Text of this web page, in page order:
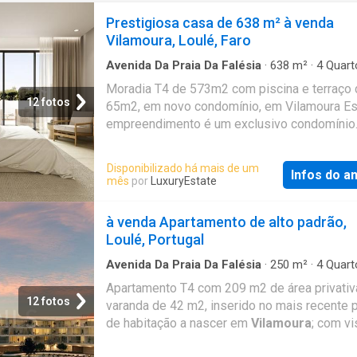
12 fotos
Prestigiosa casa de 638 m² à venda
Vilamoura, Loulé, Faro
Avenida Da Praia Da Falésia · 638 m² · 4
Lareira·Terraço·Churrasqueira
Moradia T4 de 573m2 com piscina e terraço
65m2, em novo condomínio, em Vilamoura
empreendimento é um exclusivo condomínio
privilegiadas de Vilamoura, com vista direta
campo de golfe e proximidade à Marina e à
Falésia. Este projeto distinto é composto por
uma com cave, jardim privado e piscina,
cerca de 602 m² de área bruta de construção e
elevados padrões de qualidade e conforto.
térreo, destaca-se uma cozinha totalmente
com eletrodomésticos, em perfeita
uma ampla e luminosa sala de jantar. A zona
prolonga-se para uma elegante sala de estar
Disponibilizado há mais de um
mês por LuxuryEstate Infos do
12 fotos
à venda Apartamento de alto padrão,
Loulé, Portugal
Avenida Da Praia Da Falésia · 250 m² · 4
Vista panorâmica·Academia· Garagem
Apartamento T4 com 209 m2 de área
varanda de 42 m2, inserido no mais recente
de habitação a nascer em Vilamoura; com